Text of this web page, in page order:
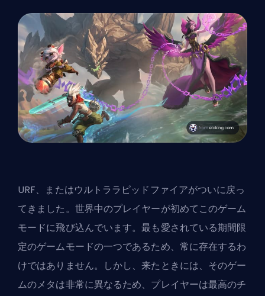
URF、またはウルトララピッドファイアがついに戻っ
てきました。世界中のプレイヤーが初めてこのゲーム
モードに飛び込んでいます。最も愛されている期間限
定のゲームモードの一つであるため、常に存在するわ
けではありません。しかし、来たときには、そのゲー
ムのメタは非常に異なるため、プレイヤーは最高のチ